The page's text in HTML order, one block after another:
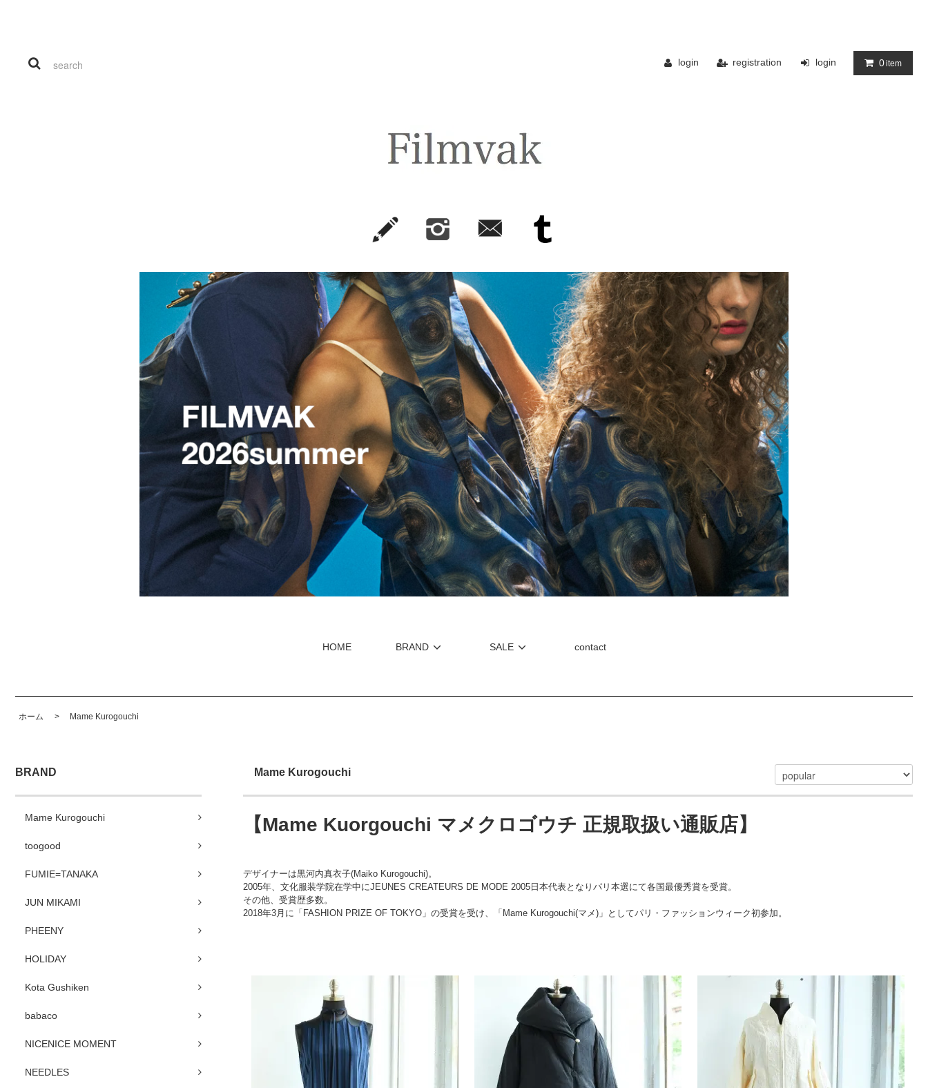
login registration login 0item
HOME BRAND SALE contact
ホーム > Mame Kurogouchi
BRAND
Mame Kurogouchi
toogood
FUMIE=TANAKA
JUN MIKAMI
PHEENY
HOLIDAY
Kota Gushiken
babaco
NICENICE MOMENT
NEEDLES
Mame Kurogouchi
【Mame Kuorgouchi マメクロゴウチ 正規取扱い通販店】
デザイナーは黒河内真衣子(Maiko Kurogouchi)。
2005年、文化服装学院在学中にJEUNES CREATEURS DE MODE 2005日本代表となりパリ本選にて各国最優秀賞を受賞。
その他、受賞歴多数。
2018年3月に「FASHION PRIZE OF TOKYO」の受賞を受け、「Mame Kurogouchi(マメ)」としてパリ・ファッションウィーク初参加。